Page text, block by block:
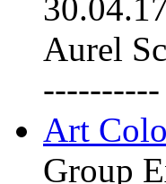
Aurel
----------
Art
Group